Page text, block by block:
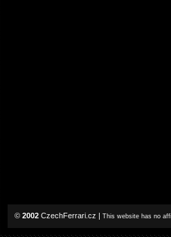
© 2002 CzechFerrari.cz | This website has no